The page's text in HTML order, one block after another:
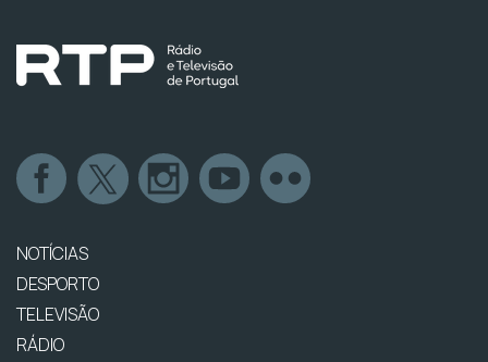
NOTÍCIAS
DESPORTO
TELEVISÃO
RÁDIO